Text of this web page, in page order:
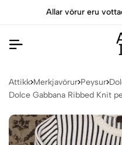
Allar vörur eru
Attikk Merkjavörur Peysur
Dolce Gabbana Ribbed Knit